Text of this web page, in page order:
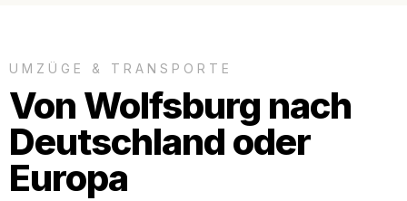
UMZÜGE & TRANSPORTE
Von Wolfsburg nach
Deutschland oder
Europa